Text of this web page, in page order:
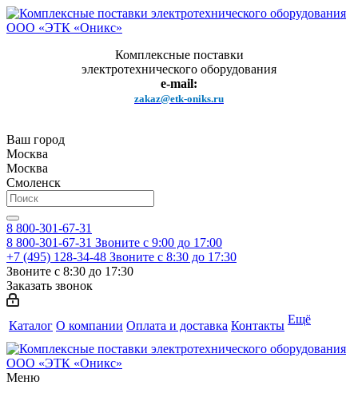
Комплексные поставки
электротехнического оборудования
e-mail:
zakaz@etk-oniks.ru
Ваш город
Москва
Москва
Смоленск
8 800-301-67-31
8 800-301-67-31 Звоните с 9:00 до 17:00
+7 (495) 128-34-48 Звоните с 8:30 до 17:30
Звоните с 8:30 до 17:30
Заказать звонок
Каталог О компании Оплата и доставка Контакты Ещё
Меню